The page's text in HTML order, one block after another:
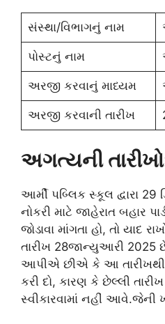
સંસ્થા/વિભાગનું નામ
પોસ્ટનું નામ
અરજી કરવાનું માધ્યમ
અરજી કરવાની તારીખ
અગત્યની
આર્મી પબ્લિક સ્કૂલ દ્વારા 29
નોકરી માટે જાહેરાત બહાર
જોડાવા માંગતા હો, તો યાદ
તારીખ 28જાન્યુઆરી
આપીએ છીએ કે આ તારીખથી
કરી દો, કારણ કે છેલ્લી
સ્વીકારવામાં નહીં આવે.જેની